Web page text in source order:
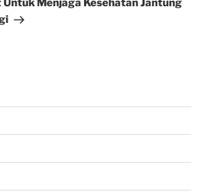
Untuk Menjaga Kesehatan Jantung